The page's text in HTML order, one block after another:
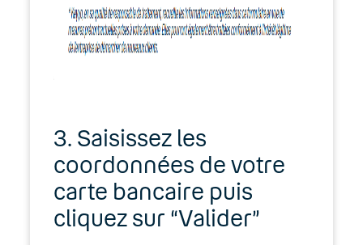
3. Saisissez les
coordonnées de votre
carte bancaire puis
cliquez sur “Valider”